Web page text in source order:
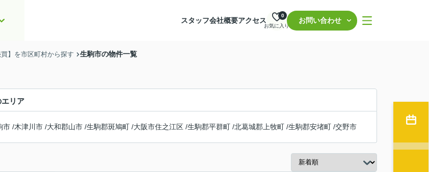
スタッフ会社概要アクセス
お気に入り
0
お問い合わせ
買】を市区町村から探す 生駒市の物件一覧
リア
市 /木津川市 /大和郡山市 /生駒郡斑鳩町 /大阪市住之江区 /生駒郡平群町 /北葛城郡上牧町 /生駒郡安堵町 /交野市